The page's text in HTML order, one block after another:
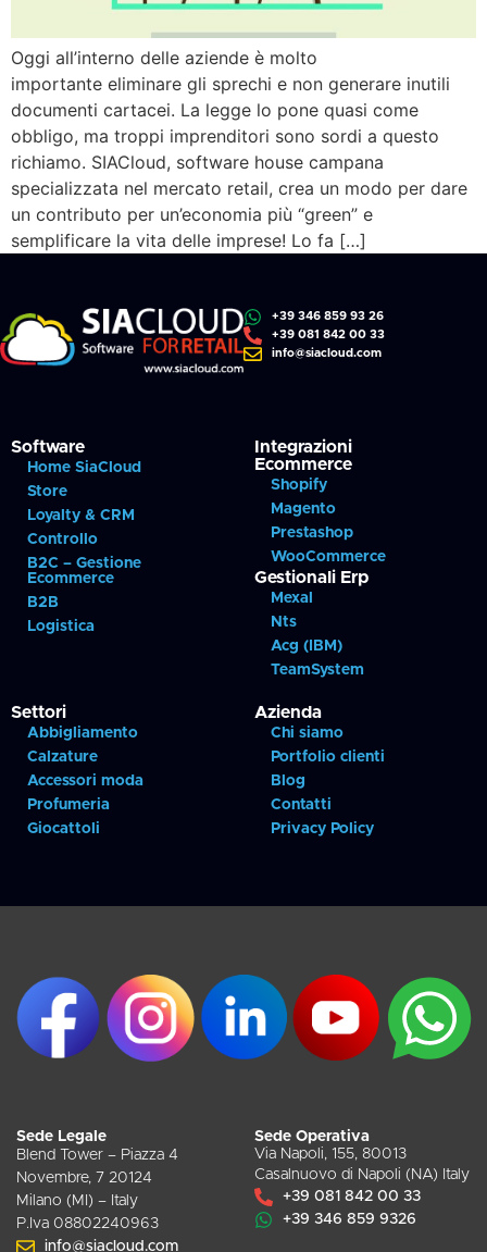
Oggi all’interno delle aziende è molto
importante eliminare gli sprechi e non generare inutili
documenti cartacei. La legge lo pone quasi come
obbligo, ma troppi imprenditori sono sordi a questo
richiamo. SIACloud, software house campana
specializzata nel mercato retail, crea un modo per dare
un contributo per un’economia più “green” e
semplificare la vita delle imprese! Lo fa […]
+39 346 859 93 26
+39 081 842 00 33
info@siacloud.com
Software
Home SiaCloud
Store
Loyalty & CRM
Controllo
B2C – Gestione
Ecommerce
B2B
Logistica
Integrazioni
Ecommerce
Shopify
Magento
Prestashop
WooCommerce
Gestionali Erp
Mexal
Nts
Acg (IBM)
TeamSystem
Settori
Abbigliamento
Calzature
Accessori moda
Profumeria
Giocattoli
Azienda
Chi siamo
Portfolio clienti
Blog
Contatti
Privacy Policy
Sede Legale
Blend Tower – Piazza 4
Novembre, 7 20124
Milano (MI) – Italy
P.Iva 08802240963
info@siacloud.com
Sede Operativa
Via Napoli, 155, 80013
Casalnuovo di Napoli (NA) Italy
+39 081 842 00 33
+39 346 859 9326